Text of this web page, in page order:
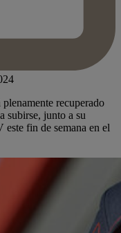
recuperado
subirse, junto a su
fin de semana en el